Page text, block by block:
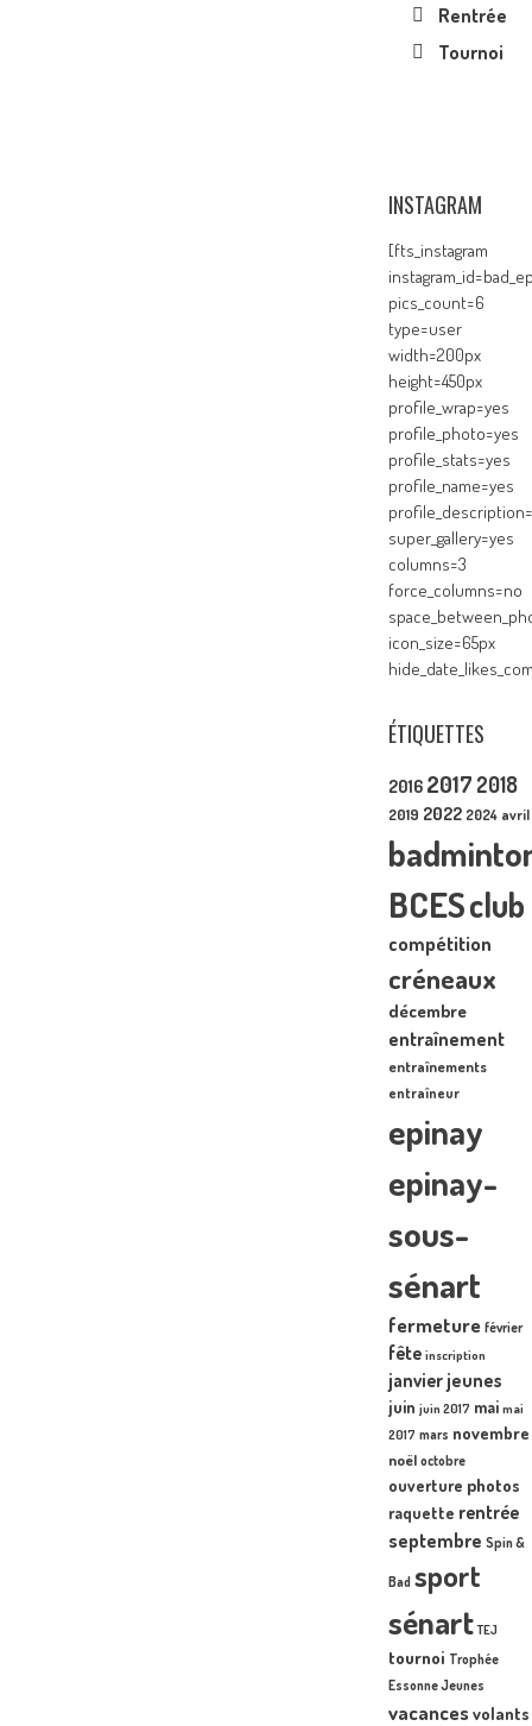
Rentrée
Tournoi
INSTAGRAM
[fts_instagram
pics_count=6
type=user
width=200px
height=450px
profile_wrap=yes
profile_photo=yes
profile_stats=yes
profile_name=yes
super_gallery=yes
columns=3
force_columns=no
icon_size=65px
ÉTIQUETTES
2016 2017 2018
2019 2022 2024 avril
BCESclub
compétition
créneaux
décembre
entraînement
entraînements
entraîneur
epinay
epinay-
sous-
sénart
fermeture février
fête inscription
janvier jeunes
juin juin 2017 mai mai
2017 mars novembre
noël octobre
ouverture photos
raquette rentrée
septembre Spin &
Bad sport
sénart TEJ
tournoi Trophée
Essonne Jeunes
vacancesvolants